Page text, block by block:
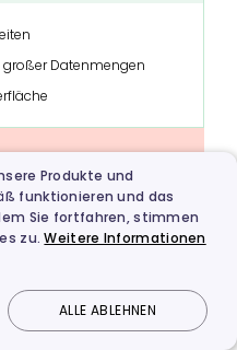
Datenmengen
teuer werden
teilweise ungenau
Produkte und
funktionieren und das
Sie fortfahren, stimmen
zu.Weitere Informationen
ALLE ABLEHNEN